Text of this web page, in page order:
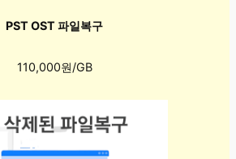
PST OST 파일복구
110,000원/GB